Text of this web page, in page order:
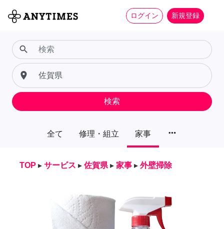
ログイン 新規登録
全て 修理・組立 家事 more_horiz
search
place
検索
TOP ▸ サービス ▸ 佐賀県 ▸ 家事 ▸ 外壁掃除